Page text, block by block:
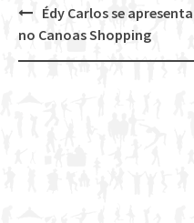
Post
navigation
Édy Carlos se apresenta
no Canoas Shopping